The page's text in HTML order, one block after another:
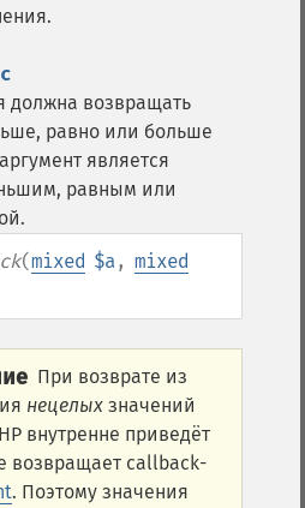
должна возвращать
равно или больше
является
равным или
(mixed $a, mixed
При возврате из
нецелых значений
внутренне приведёт
возвращает callback-
. Поэтому значения